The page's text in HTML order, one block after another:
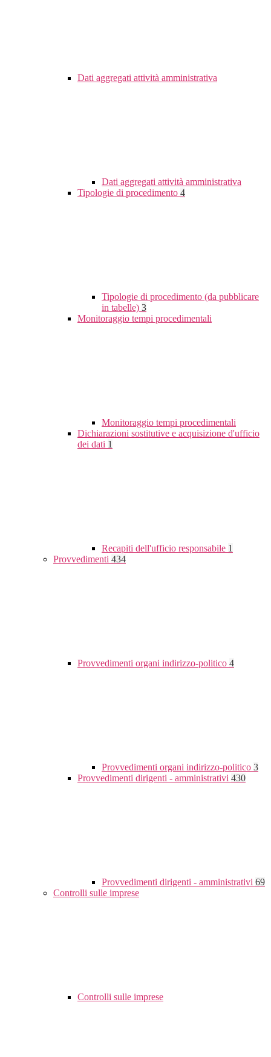
Dati aggregati attività amministrativa
Dati aggregati attività amministrativa
Tipologie di procedimento 4
Tipologie di procedimento (da pubblicare
in tabelle) 3
Monitoraggio tempi procedimentali
Monitoraggio tempi procedimentali
Dichiarazioni sostitutive e acquisizione d'ufficio
dei dati 1
Recapiti dell'ufficio responsabile 1
Provvedimenti 434
Provvedimenti organi indirizzo-politico 4
Provvedimenti organi indirizzo-politico 3
Provvedimenti dirigenti - amministrativi 430
Provvedimenti dirigenti - amministrativi 69
Controlli sulle imprese
Controlli sulle imprese